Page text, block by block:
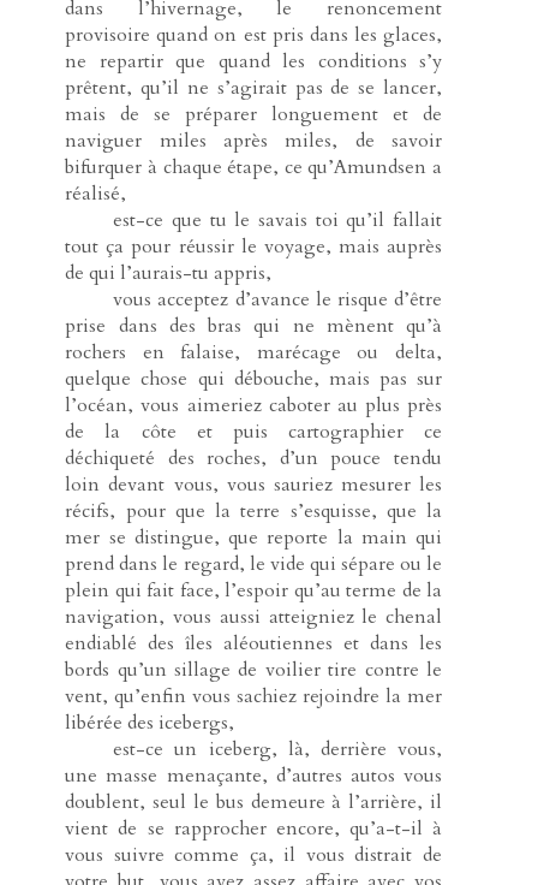
dans l’hivernage, le renoncement
provisoire quand on est pris dans les glaces,
ne repartir que quand les conditions s’y
prêtent, qu’il ne s’agirait pas de se lancer,
mais de se préparer longuement et de
naviguer miles après miles, de savoir
bifurquer à chaque étape, ce qu’Amundsen a
réalisé,
-----est-ce que tu le savais toi qu’il fallait
tout ça pour réussir le voyage, mais auprès
de qui l’aurais-tu appris,
-----vous acceptez d’avance le risque d’être
prise dans des bras qui ne mènent qu’à
rochers en falaise, marécage ou delta,
quelque chose qui débouche, mais pas sur
l’océan, vous aimeriez caboter au plus près
de la côte et puis cartographier ce
déchiqueté des roches, d’un pouce tendu
loin devant vous, vous sauriez mesurer les
récifs, pour que la terre s’esquisse, que la
mer se distingue, que reporte la main qui
prend dans le regard, le vide qui sépare ou le
plein qui fait face, l’espoir qu’au terme de la
navigation, vous aussi atteigniez le chenal
endiablé des îles aléoutiennes et dans les
bords qu’un sillage de voilier tire contre le
vent, qu’enfin vous sachiez rejoindre la mer
libérée des icebergs,
-----est-ce un iceberg, là, derrière vous,
une masse menaçante, d’autres autos vous
doublent, seul le bus demeure à l’arrière, il
vient de se rapprocher encore, qu’a-t-il à
vous suivre comme ça, il vous distrait de